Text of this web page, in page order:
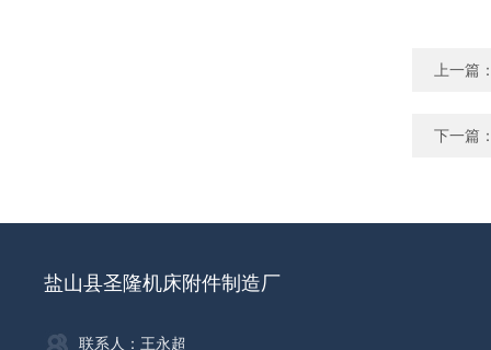
上一篇
下一篇
盐山县圣隆机床附件制造厂
联系人：王永超